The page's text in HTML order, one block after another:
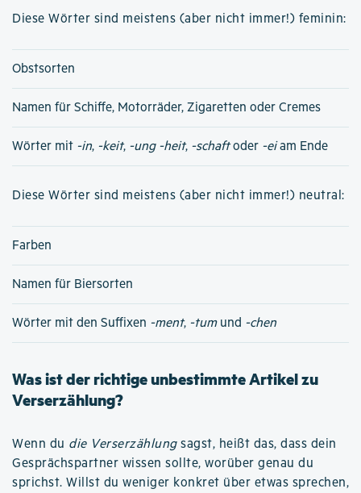
Diese Wörter sind meistens (aber nicht immer!) feminin:
Obstsorten
Namen für Schiffe, Motorräder, Zigaretten oder Cremes
Wörter mit -in, -keit, -ung -heit, -schaftoder -eiam Ende
Diese Wörter sind meistens (aber nicht immer!) neutral:
Farben
Namen für Biersorten
Wörter mit den Suffixen -ment, -tumund -chen
Was ist der richtige unbestimmte Artikel zu
Verserzählung?
Wenn du die Verserzählungsagst, heißt das, dass dein
Gesprächspartner wissen sollte, worüber genau du
sprichst. Willst du weniger konkret über etwas sprechen,